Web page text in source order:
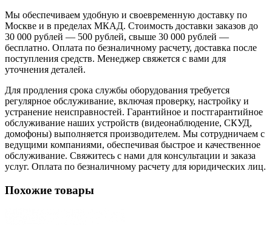
Мы обеспечиваем удобную и своевременную доставку по
Москве и в пределах МКАД. Стоимость доставки заказов до
30 000 рублей — 500 рублей, свыше 30 000 рублей —
бесплатно. Оплата по безналичному расчету, доставка после
поступления средств. Менеджер свяжется с вами для
уточнения деталей.
Для продления срока службы оборудования требуется
регулярное обслуживание, включая проверку, настройку и
устранение неисправностей. Гарантийное и постгарантийное
обслуживание наших устройств (видеонаблюдение, СКУД,
домофоны) выполняется производителем. Мы сотрудничаем с
ведущими компаниями, обеспечивая быстрое и качественное
обслуживание. Свяжитесь с нами для консультации и заказа
услуг. Оплата по безналичному расчету для юридических лиц.
Похожие товары